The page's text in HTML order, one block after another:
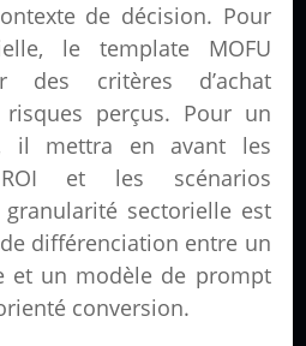
de décision. Pour
le template MOFU
des critères d’achat
perçus. Pour un
il mettra en avant les
et les scénarios
granularité sectorielle est
différenciation entre un
et un modèle de prompt
conversion.